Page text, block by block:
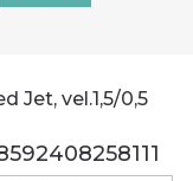
Jet, vel.1,5/0,5